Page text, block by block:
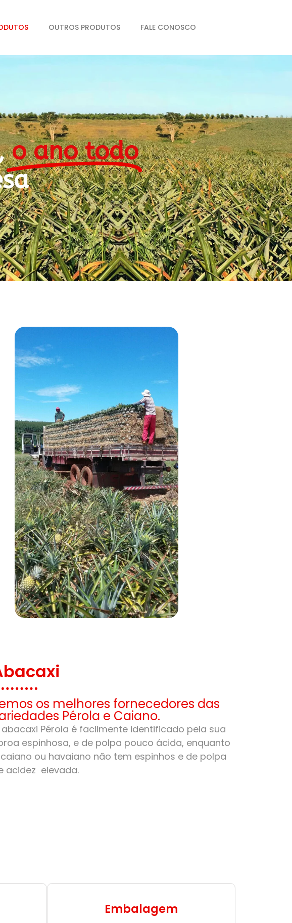
OUTROS PRODUTOS FALE CONOSCO
o ano todo
os melhores fornecedores das
Pérola e Caiano.
abacaxi Pérola é facilmente identificado pela sua
espinhosa, e de polpa pouco ácida, enquanto
ou havaiano não tem espinhos e de polpa
acidez elevada.
Embalagem